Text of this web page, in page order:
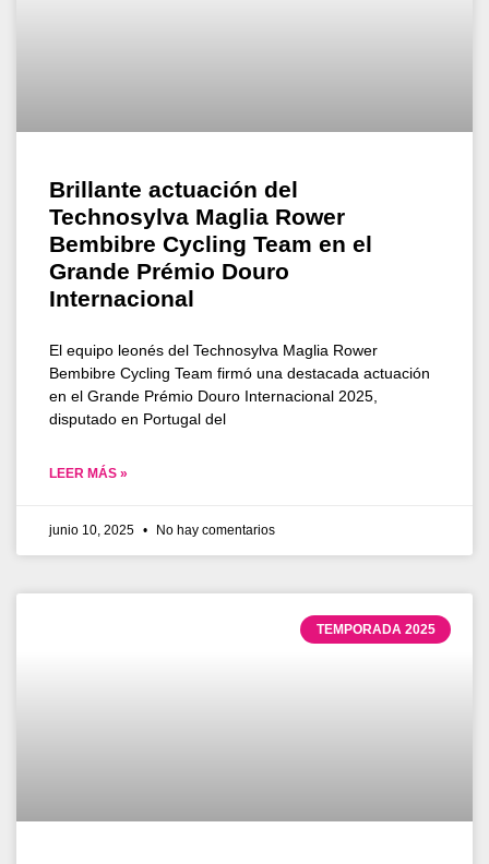
Brillante actuación del
Technosylva Maglia Rower
Bembibre Cycling Team en el
Grande Prémio Douro
Internacional
El equipo leonés del Technosylva Maglia Rower
Bembibre Cycling Team firmó una destacada actuación
en el Grande Prémio Douro Internacional 2025,
disputado en Portugal del
LEER MÁS »
junio 10, 2025 No hay comentarios
TEMPORADA 2025